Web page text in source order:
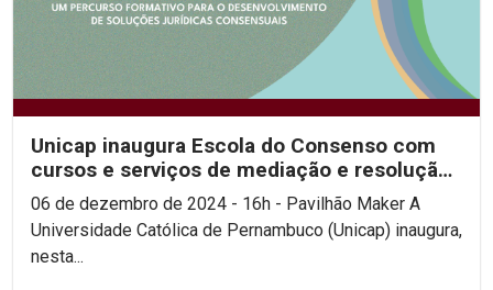
Unicap inaugura Escola do Consenso com
cursos e serviços de mediação e resolução
de conflitos...
06 de dezembro de 2024 - 16h - Pavilhão Maker A
Universidade Católica de Pernambuco (Unicap) inaugura,
nesta...